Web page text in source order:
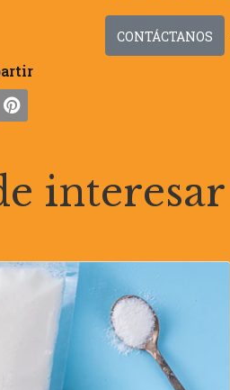
CONTÁCTANOS
interesar